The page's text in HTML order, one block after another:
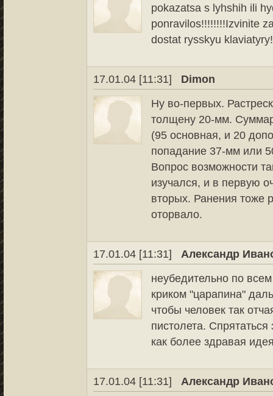
pokazatsa s lyhshih ili
ponravilos!!!!!!!!Izvinite
dostat rysskyu
17.01.04 [11:31]
Dimon
Ну во-первых.
толщену 20-мм.
(95 основная, и 20
попадание 37-мм или
Вопрос возможности
изучался, и в первую
вторых. Ранения тоже
оторвало.
17.01.04 [11:31]
Александр
неубедительно по
криком "царапина"
чтобы человек так
пистолета. Спрятаться
как более здравая
17.01.04 [11:31]
Александр